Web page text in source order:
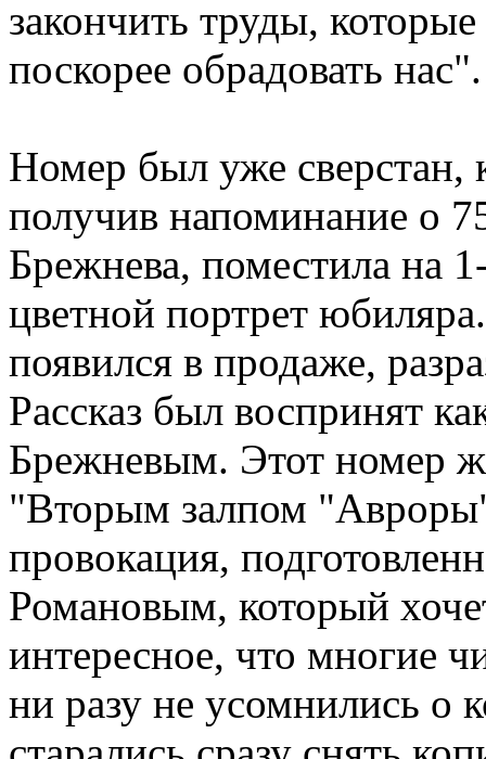
закончить труды,
поскорее обрадовать
Номер был уже сверстан,
получив напоминание о
Брежнева, поместила на
цветной портрет
появился в продаже,
Рассказ был воспринят
Брежневым. Этот номер
"Вторым залпом
провокация,
Романовым, который
интересное, что многие
ни разу не усомнились о